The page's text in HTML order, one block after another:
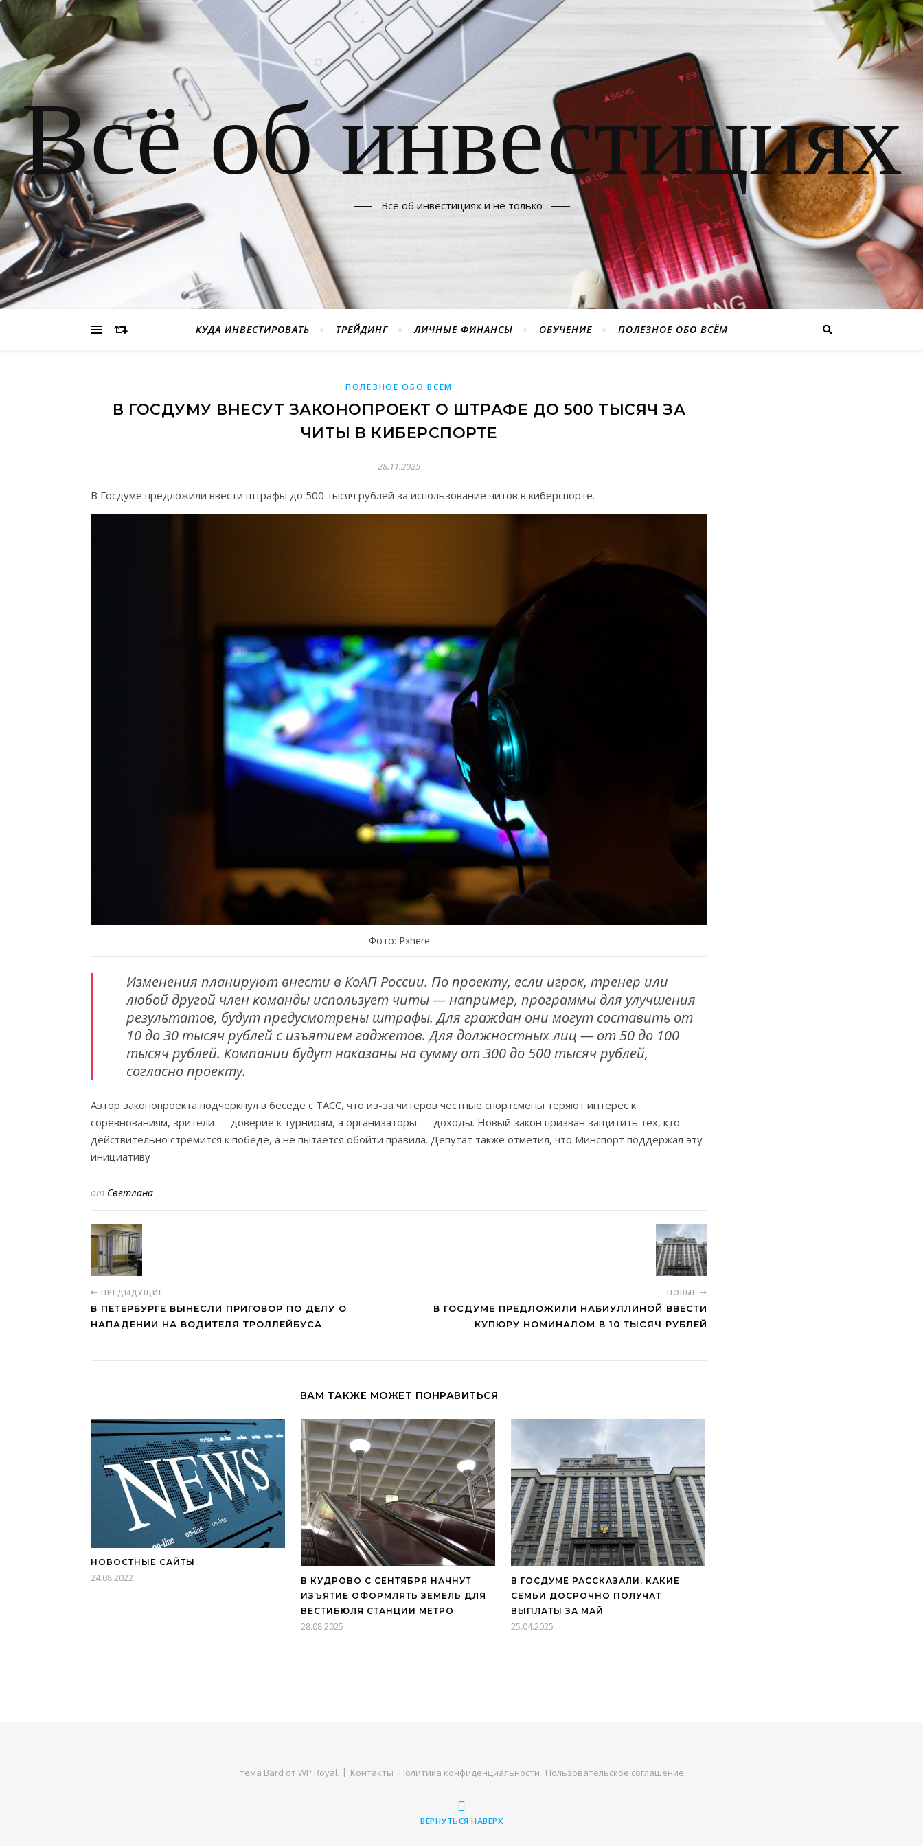
Всё об инвестициях
Всё об инвестициях и не только
КУДА ИНВЕСТИРОВАТЬ ТРЕЙДИНГ ЛИЧНЫЕ ФИНАНСЫ ОБУЧЕНИЕ ПОЛЕЗНОЕ ОБО ВСЁМ
ПОЛЕЗНОЕ ОБО ВСЁМ
В ГОСДУМУ ВНЕСУТ ЗАКОНОПРОЕКТ О ШТРАФЕ ДО 500 ТЫСЯЧ ЗА
ЧИТЫ В КИБЕРСПОРТЕ
28.11.2025
В Госдуме предложили ввести штрафы до 500 тысяч рублей за использование читов в киберспорте.
Фото: Pxhere
Изменения планируют внести в КоАП России. По проекту, если игрок, тренер или
любой другой член команды использует читы — например, программы для улучшения
результатов, будут предусмотрены штрафы. Для граждан они могут составить от
10 до 30 тысяч рублей с изъятием гаджетов. Для должностных лиц — от 50 до 100
тысяч рублей. Компании будут наказаны на сумму от 300 до 500 тысяч рублей,
согласно проекту.
Автор законопроекта подчеркнул в беседе с ТАСС, что из-за читеров честные спортсмены теряют интерес к
соревнованиям, зрители — доверие к турнирам, а организаторы — доходы. Новый закон призван защитить тех, кто
действительно стремится к победе, а не пытается обойти правила. Депутат также отметил, что Минспорт поддержал эту
инициативу
от Светлана
ПРЕДЫДУЩИЕ
В ПЕТЕРБУРГЕ ВЫНЕСЛИ ПРИГОВОР ПО ДЕЛУ О
НАПАДЕНИИ НА ВОДИТЕЛЯ ТРОЛЛЕЙБУСА
НОВЫЕ
В ГОСДУМЕ ПРЕДЛОЖИЛИ НАБИУЛЛИНОЙ ВВЕСТИ
КУПЮРУ НОМИНАЛОМ В 10 ТЫСЯЧ РУБЛЕЙ
ВАМ ТАКЖЕ МОЖЕТ ПОНРАВИТЬСЯ
НОВОСТНЫЕ САЙТЫ
24.08.2022
В КУДРОВО С СЕНТЯБРЯ НАЧНУТ
ИЗЪЯТИЕ ОФОРМЛЯТЬ ЗЕМЕЛЬ ДЛЯ
ВЕСТИБЮЛЯ СТАНЦИИ МЕТРО
28.08.2025
В ГОСДУМЕ РАССКАЗАЛИ, КАКИЕ
СЕМЬИ ДОСРОЧНО ПОЛУЧАТ
ВЫПЛАТЫ ЗА МАЙ
25.04.2025
тема Bard от WP Royal. Контакты Политика конфиденциальности Пользовательское соглашение
ВЕРНУТЬСЯ НАВЕРХ